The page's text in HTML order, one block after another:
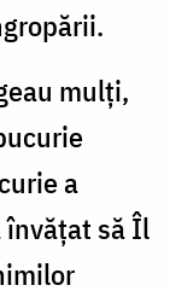
mulți,
a
învățat să Îl